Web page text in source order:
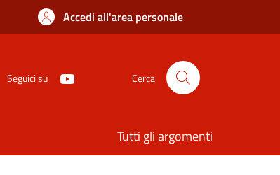
Accedi all'area personale
Seguici su Cerca
Tutti gli argomenti